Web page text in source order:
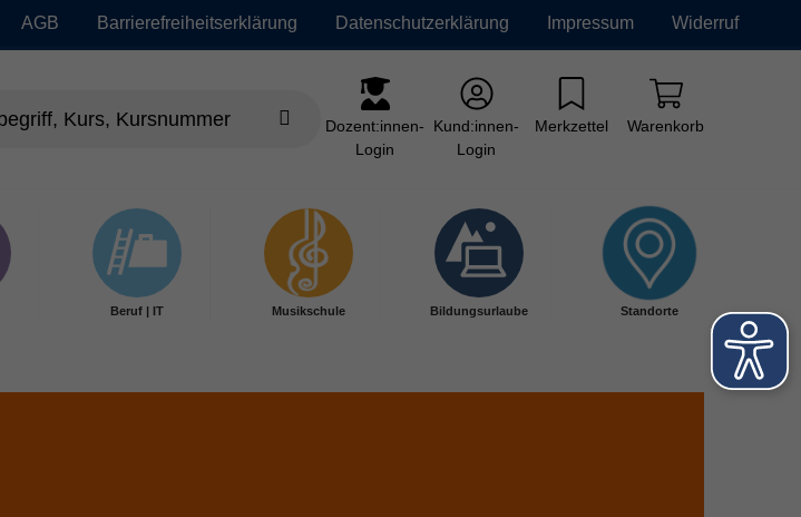
AGB Barrierefreiheitserklärung Datenschutzerklärung Impressum Widerruf
Dozent:innen-
Login
Kund:innen-
Login
Merkzettel Warenkorb
Beruf | IT Musikschule Bildungsurlaube Standorte